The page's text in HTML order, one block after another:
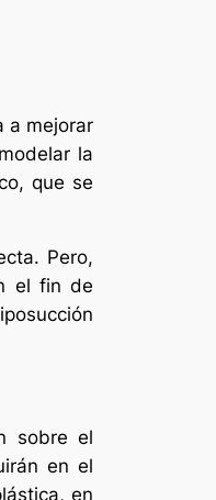
a mejorar
la
que se
Pero,
el fin de
sobre el
en el
en